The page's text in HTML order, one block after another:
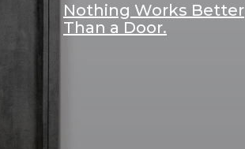
Nothing Works Better
Than a Door.